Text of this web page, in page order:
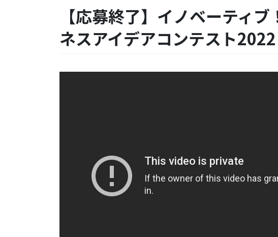
【応募終了】イノベーティ
ネスアイデアコンテスト2022